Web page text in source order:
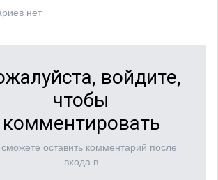
нет
войдите,
чтобы
комментировать
оставить комментарий после
входа в